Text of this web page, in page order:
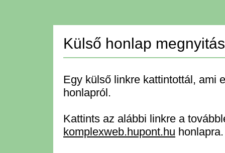
Külső honlap
Egy külső linkre kattintottál, ami
honlapról.
Kattints az alábbi linkre a
komplexweb.hupont.hu honlapra.